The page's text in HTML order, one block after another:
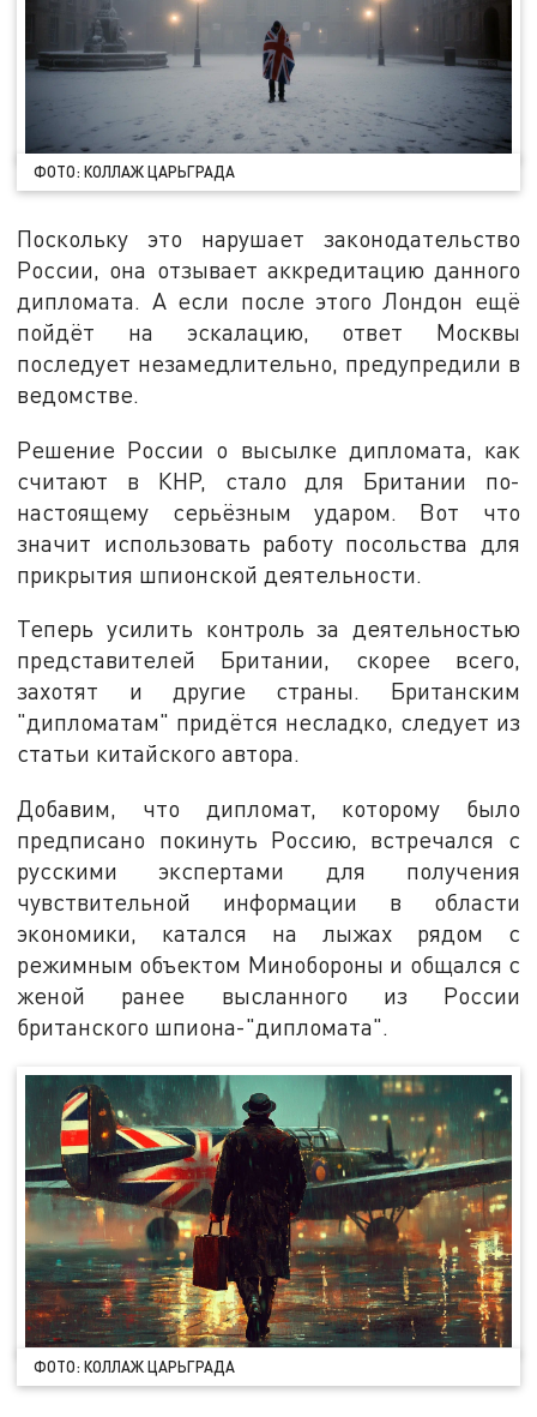
ФОТО: КОЛЛАЖ ЦАРЬГРАДА
Поскольку это нарушает законодательство
России, она отзывает аккредитацию данного
дипломата. А если после этого Лондон ещё
пойдёт на эскалацию, ответ Москвы
последует незамедлительно, предупредили в
ведомстве.
Решение России о высылке дипломата, как
считают в КНР, стало для Британии по-
настоящему серьёзным ударом. Вот что
значит использовать работу посольства для
прикрытия шпионской деятельности.
Теперь усилить контроль за деятельностью
представителей Британии, скорее всего,
захотят и другие страны. Британским
"дипломатам" придётся несладко, следует из
статьи китайского автора.
Добавим, что дипломат, которому было
предписано покинуть Россию, встречался с
русскими экспертами для получения
чувствительной информации в области
экономики, катался на лыжах рядом с
режимным объектом Минобороны и общался с
женой ранее высланного из России
британского шпиона-"дипломата".
ФОТО: КОЛЛАЖ ЦАРЬГРАДА